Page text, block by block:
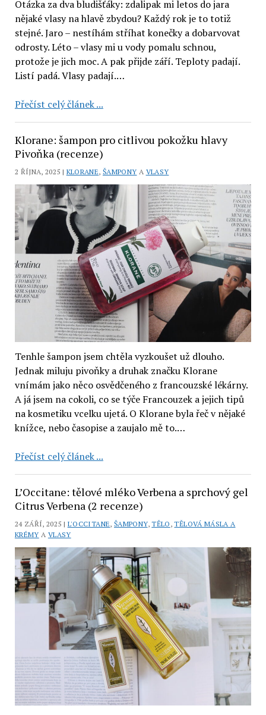
Otázka za dva bludišťáky: zdalipak mi letos do jara
nějaké vlasy na hlavě zbydou? Každý rok je to totiž
stejné. Jaro – nestíhám stříhat konečky a dobarvovat
odrosty. Léto – vlasy mi u vody pomalu schnou,
protože je jich moc. A pak přijde září. Teploty padají.
Listí padá. Vlasy padají.…
Přečíst celý článek ...Lobey:
vlasy,
šampon
na
podporu
růstu
a
kondicionér
Intense
(3
recenze)
Klorane: šampon pro citlivou pokožku hlavy
Pivoňka (recenze)
2 ŘÍJNA, 2025 | KLORANE, ŠAMPONY A VLASY
Tenhle šampon jsem chtěla vyzkoušet už dlouho.
Jednak miluju pivoňky a druhak značku Klorane
vnímám jako něco osvědčeného z francouzské lékárny.
A já jsem na cokoli, co se týče Francouzek a jejich tipů
na kosmetiku vcelku ujetá. O Klorane byla řeč v nějaké
knížce, nebo časopise a zaujalo mě to.…
Přečíst celý článek ...Klorane:
citlivou
pokožku
hlavy
(recenze)
L’Occitane: tělové mléko Verbena a sprchový gel
Citrus Verbena (2 recenze)
24 ZÁŘÍ, 2025 | L'OCCITANE, ŠAMPONY,TĚLO ,TĚLOVÁ MÁSLA A
KRÉMY A VLASY